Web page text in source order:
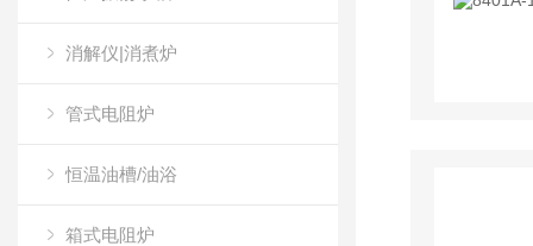
消解仪|消煮炉
管式电阻炉
恒温油槽/油浴
箱式电阻炉